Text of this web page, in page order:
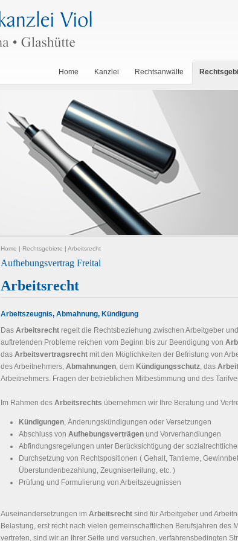
Home Kanzlei Rechtsanwälte
Home | Rechtsgebiete | Arbeitsrecht
Aufhebungsvertrag Freital
Arbeitsrecht
Arbeitszeugnis, Abmahnung, Kündigung
Das Arbeitsrecht regelt die Rechtsbeziehung zwischen Arbeitgeber
auftretenden Probleme reichen vom Beginn bis zur Beendigung von
das Arbeitsvertragsrecht mit den Möglichkeiten der Befristung von
des Arbeitnehmers, Abmahnungen, dem Kündigungsschutz, das
Arbeitnehmers. Fragen der betrieblichen Mitbestimmung und des
Im Rahmen des Arbeitsrechts übernehmen wir Ihre Beratung und
Kündigungen, Änderungskündigungen oder Versetzungen
Abschluss von Aufhebungsverträgen und Vorverhandlungen
Abfindungsregelungen unter Berücksichtigung der
Durchsetzung von Rechtspositionen ( Gehalt, Tantieme,
Überstundenbezahlung, Zeugniserteilung, etc. )
Prüfung und Formulierung von Arbeitszeugnissen
Auseinandersetzungen im Arbeitsrecht sind für Arbeitgeber und
Belastung, erst recht nach vielen gemeinschaftlichen Berufsjahren des
vertreten, sind wir an Ihrer Seite und versuchen, verfahrensbedingten